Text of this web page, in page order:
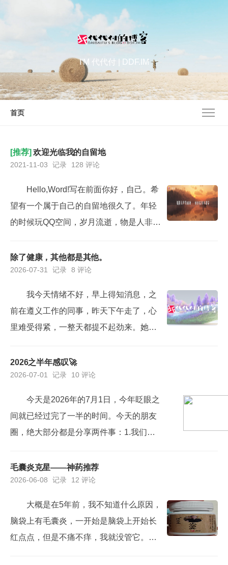
I'M 代代付 | DDF.IM
首页
[推荐]欢迎光临我的自留地
2021-11-03 记录 128 评论
Hello,Word!写在前面你好，自己。希
望有一个属于自己的自留地很久了。年轻
的时候玩QQ空间，岁月流逝，物是人非，
全被微信取代，QQ里面荒草丛生。曾经自
己的微信还属于自留地，但随着工作阅历
除了健康，其他都是其他。
2026-07-31 记录 8 评论
我今天情绪不好，早上得知消息，之
前在遵义工作的同事，昨天下午走了，心
里难受得紧，一整天都提不起劲来。她是
专业能力很强，为人也很和善，和同事之
间的相处也很好。21年，我到贵阳工作
2026之半年感叹🚀
2026-07-01 记录 10 评论
今天是2026年的7月1日，今年眨眼之
间就已经过完了一半的时间。今天的朋友
圈，绝大部分都是分享两件事：1.我们党
逝，感觉碌碌无为。我的感觉也差不多，
回看这半年时间，感觉每天都过得很充
毛囊炎克星——神药推荐
2026-06-08 记录 12 评论
大概是在5年前，我不知道什么原因，
脑袋上有毛囊炎，一开始是脑袋上开始长
红点点，但是不痛不痒，我就没管它。后